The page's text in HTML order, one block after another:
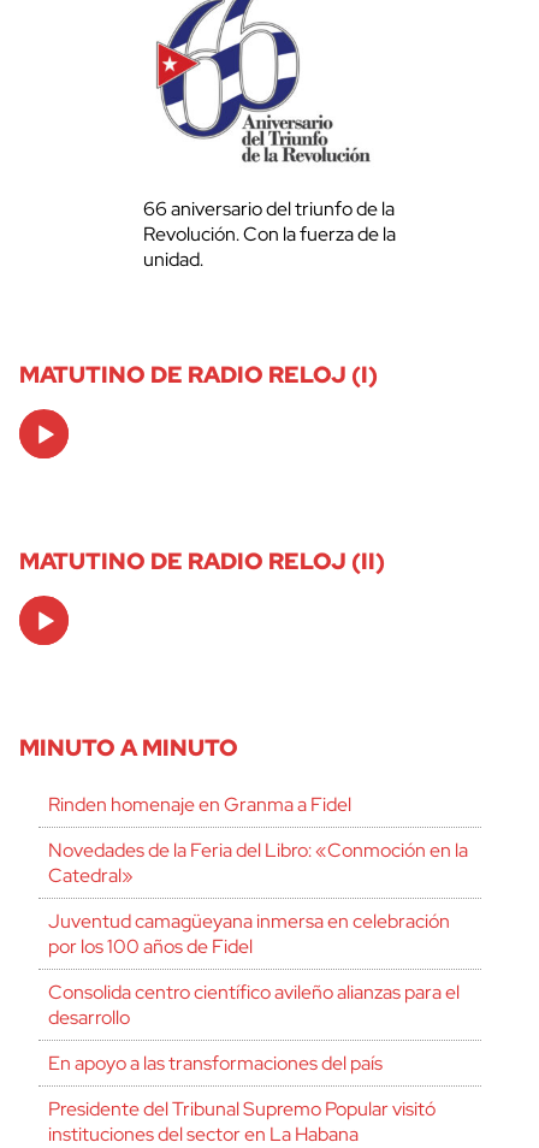
66 aniversario del triunfo de la
Revolución. Con la fuerza de la
unidad.
MATUTINO DE RADIO RELOJ (I)
Audio
Player
MATUTINO DE RADIO RELOJ (II)
Audio
Player
MINUTO A MINUTO
Rinden homenaje en Granma a Fidel
Novedades de la Feria del Libro: «Conmoción en la
Catedral»
Juventud camagüeyana inmersa en celebración
por los 100 años de Fidel
Consolida centro científico avileño alianzas para el
desarrollo
En apoyo a las transformaciones del país
Presidente del Tribunal Supremo Popular visitó
instituciones del sector en La Habana